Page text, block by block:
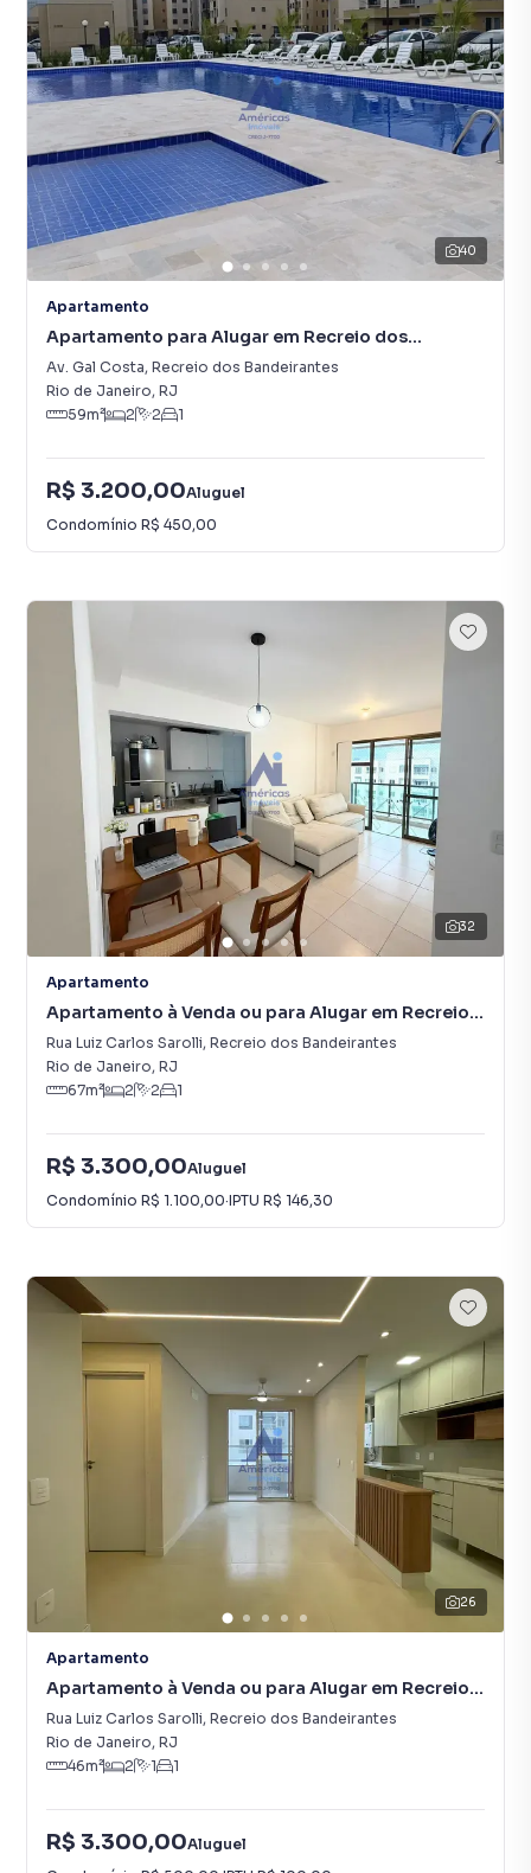
40
Apartamento
Apartamento para Alugar em Recreio dos
Bandeirantes
Av. Gal Costa, Recreio dos Bandeirantes
Rio de Janeiro, RJ
59m² 2 2 1
R$ 3.200,00Aluguel
Condomínio R$ 450,00
32
Apartamento
Apartamento à Venda ou para Alugar em Recreio
dos Bandeirantes
Rua Luiz Carlos Sarolli, Recreio dos Bandeirantes
Rio de Janeiro, RJ
67m² 2 2 1
R$ 3.300,00Aluguel
Condomínio R$ 1.100,00·IPTU R$ 146,30
26
Apartamento
Apartamento à Venda ou para Alugar em Recreio
dos Bandeirantes
Rua Luiz Carlos Sarolli, Recreio dos Bandeirantes
Rio de Janeiro, RJ
46m² 2 1 1
R$ 3.300,00Aluguel